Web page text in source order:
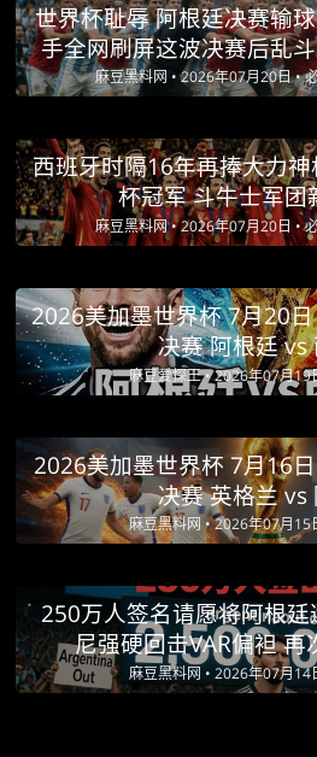
世界杯耻辱 阿根廷决赛输
手全网刷屏这波决赛后乱
大黑点
麻豆黑料网 •2026年07月20日 •
西班牙时隔16年再捧大力
杯冠军 斗牛士军团
麻豆黑料网 •2026年07月20日 •
2026美加墨世界杯 7月20
决赛 阿根廷 vs
麻豆爱探王 •2026年07月19
2026美加墨世界杯 7月16
决赛 英格兰
麻豆黑料网 •2026年07月15
250万人签名请愿将阿根
尼强硬回击VAR偏袒 再
麻豆黑料网 • 2026年07月14